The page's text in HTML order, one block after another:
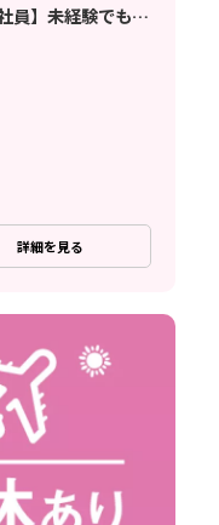
員】未経験でも月
を実現◎
詳細を見る